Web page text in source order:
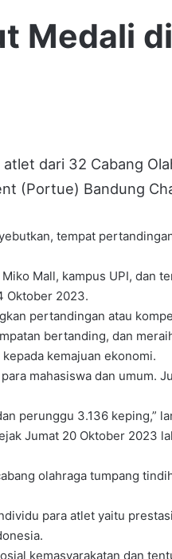
Medali di
atlet dari 32 Cabang
(Portue) Bandung
tempat
Mall, kampus UPI, dan
Oktober 2023.
pertandingan atau
bertanding, dan
kemajuan ekonomi.
mahasiswa dan umum.
perunggu 3.136 keping,”
Jumat 20 Oktober 2023
olahraga tumpang
para atlet yaitu
kemasyarakatan dan